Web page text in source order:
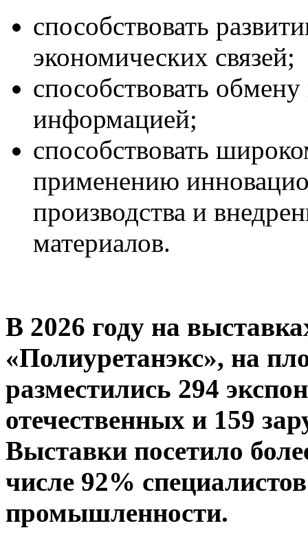
способствовать
экономических связей;
способствовать
информацией;
способствовать
применению
производства и
материалов.
В 2026 году на
«Полиуретанэкс», на
разместились 294
отечественных и 159
Выставки посетило
числе 92%
промышленности.